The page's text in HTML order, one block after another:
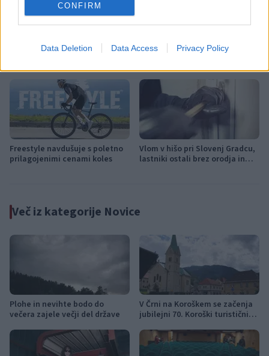
CONFIRM
Data Deletion Data Access Privacy Policy
Koncert skupine Delta Riff na
jutri
Avgust v Kinu Kulturnega doma
premiere, napete zgodbe in
počitniški kino
Freestyle navdušuje s poletno
prilagojenimi cenami koles
Vlom v hišo pri Slovenj Gradcu,
lastniki ostali brez orodja in
Več iz kategorije Novice
Plohe in nevihte bodo do
večera zajele večji del države
V Črni na Koroškem se začenja
jubilejni 70. Koroški turistični